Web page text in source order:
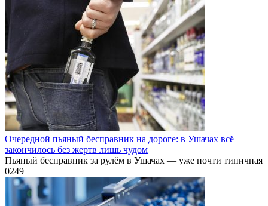
Очередной пьяный бесправник на дороге: в Ушачах всё
закончилось без жертв лишь чудом
Пьяный бесправник за рулём в Ушачах — уже почти типичная
0249